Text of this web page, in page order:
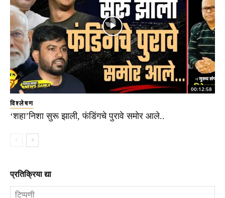
00:12:58
विश्लेषण
‘शहा’निशा सुरू झाली, फंडिंगचे पुरावे समोर आले..
प्रतिक्रिया द्या